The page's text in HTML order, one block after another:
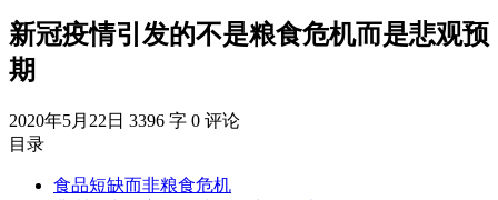
新冠疫情引发的不是粮食危机而是悲观预
期
2020年5月22日 3396 字 0 评论
目录
食品短缺而非粮食危机